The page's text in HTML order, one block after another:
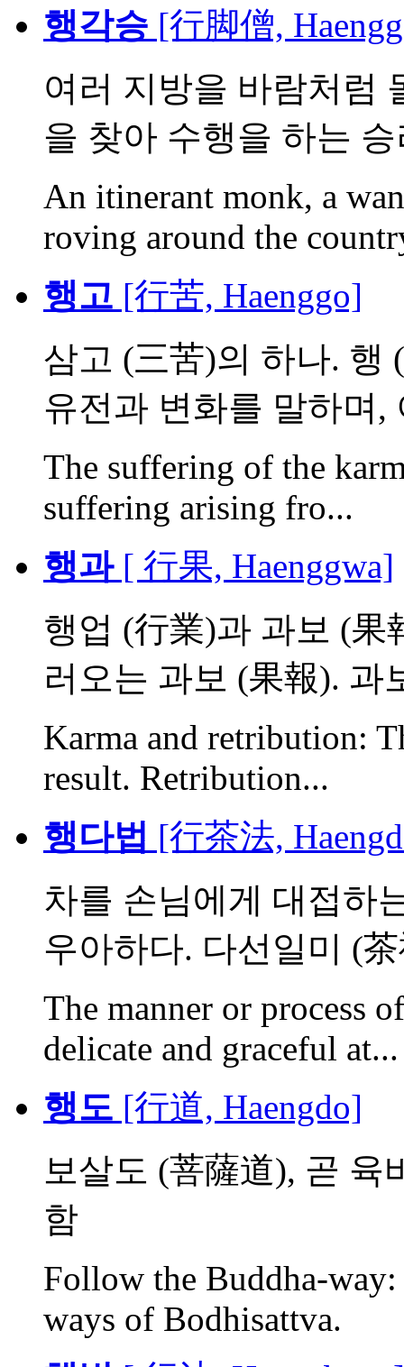
행각승 [行脚僧,
여러 지방을 바람처럼
을 찾아 수행을 하는
An itinerant monk, a
roving around the
행고 [行苦, Haenggo]
삼고 (三苦)의 하나. 행
유전과 변화를 말하며,
The suffering of the
suffering arising fro...
행과[ 行果, Haenggwa]
행업 (行業)과 과보 (果
러오는 과보 (果報). 과
Karma and retribution:
result. Retribution...
행다법 [行茶法,
차를 손님에게 대접하
우아하다. 다선일미 (
The manner or process
delicate and graceful at...
행도 [行道, Haengdo]
보살도 (菩薩道), 곧 육
함
Follow the Buddha-
ways of Bodhisattva.